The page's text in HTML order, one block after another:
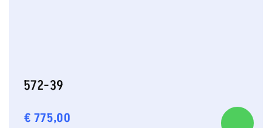
572-39
€ 775,00